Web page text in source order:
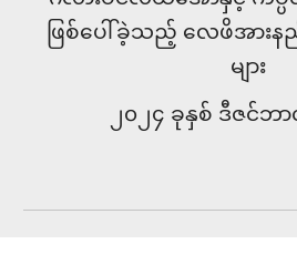
ဖြစ်ပေါ်ခဲ့သည့် လေဖိအားန
များ
၂၀၂၄ ခုနှစ် ဒီဇင်ဘ